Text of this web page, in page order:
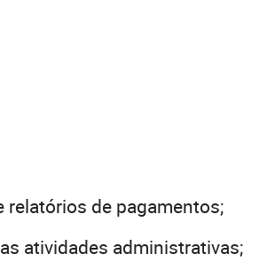
relatórios de pagamentos;
atividades administrativas;